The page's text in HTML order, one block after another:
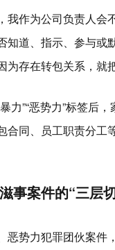
我作为公司负责人会
道、指示、参与
存在转包关系，就
力”“恶势力”标签后
同、员工职责分工
事案件的“三层
势力犯罪团伙案件